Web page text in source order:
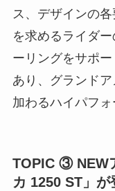
ス、デザインの
を求めるライダ
ーリングをサポ
あり、グランド
加わるハイパフ
TOPIC ③ NEW
カ 1250 ST」が